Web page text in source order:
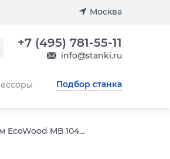
Москва
+7 (495) 781-55-11
info@stanki.ru
Подбор станка
EcoWood МВ 104...